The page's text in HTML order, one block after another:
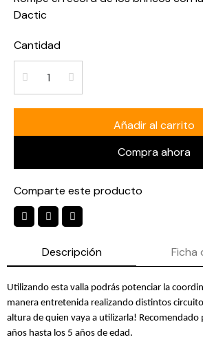
Dactic
Cantidad
Añadir al carrito
Compra ahora
Comparte este producto
Descripción Ficha
Utilizando esta valla podrás potenciar la
manera entretenida realizando distintos
altura de quien vaya a utilizarla! Recomendado
años hasta los 5 años de edad.